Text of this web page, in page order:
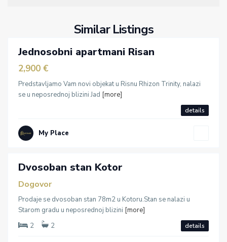
Similar Listings
Jednosobni apartmani Risan
2,900 €
Predstavljamo Vam novi objekat u Risnu Rhizon Trinity, nalazi
se u neposrednoj blizini Jad [more]
details
My Place
Dvosoban stan Kotor
Dogovor
Prodaje se dvosoban stan 78m2 u Kotoru.Stan se nalazi u
Starom gradu u neposrednoj blizini [more]
2
2 details
K
o
t
,
t
o
,
K
o